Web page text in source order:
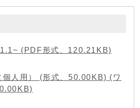
(PDF形式、120.21KB)
個人用） (形式、50.00KB) (ワ